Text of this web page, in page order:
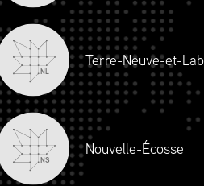
NL
Terre-Neuve-et-
NS
Nouvelle-Écosse